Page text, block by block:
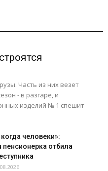
Часть из них везет
- в разгаре, и
изделий № 1 спешит
человеки»:
пенсионерка отбила